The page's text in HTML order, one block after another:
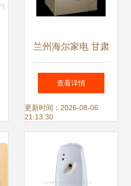
兰州海尔家电 甘肃
一流的海尔洗衣机
生产厂家，引领家
查看详情
更新时间：2026-08-06
21:13:30